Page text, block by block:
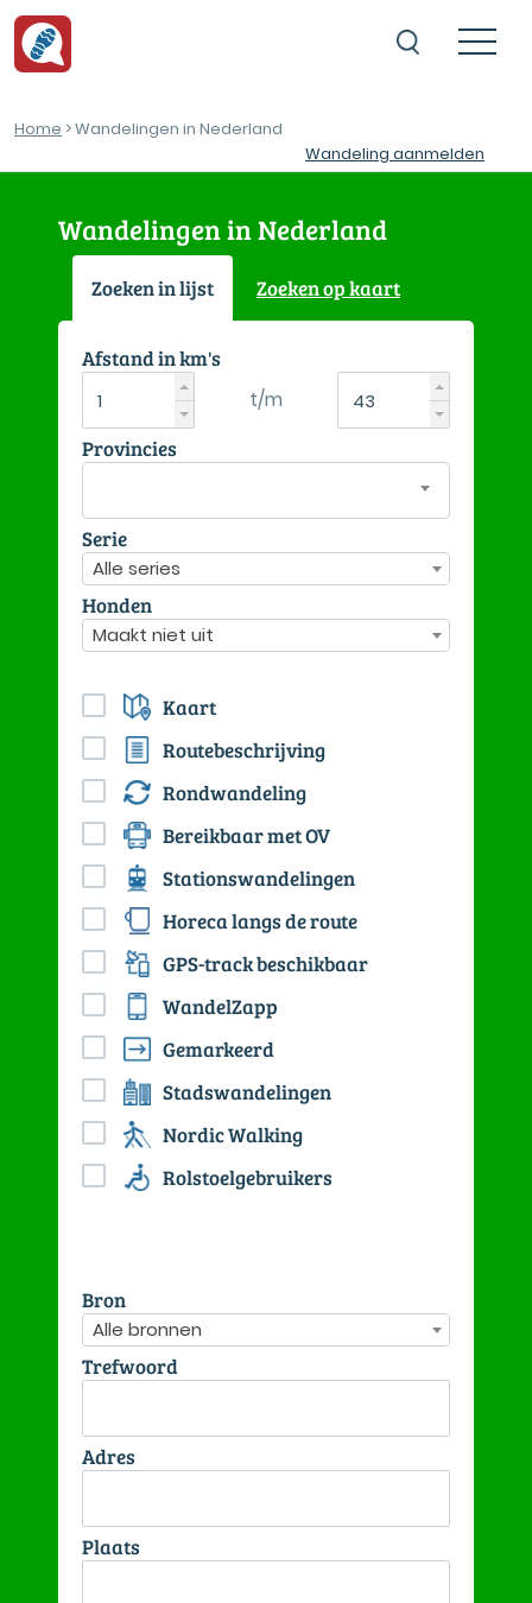
Home > Wandelingen in Nederland
Wandeling aanmelden
Wandelingen in Nederland
Zoeken in lijst Zoeken op kaart
Afstand in km's
t/m
Provincies
Serie
Alle series
Honden
Maakt niet uit
Kaart
Routebeschrijving
Rondwandeling
Bereikbaar met OV
Stationswandelingen
Horeca langs de route
GPS-track beschikbaar
WandelZapp
Gemarkeerd
Stadswandelingen
Nordic Walking
Rolstoelgebruikers
Bron
Alle bronnen
Trefwoord
Adres
Plaats